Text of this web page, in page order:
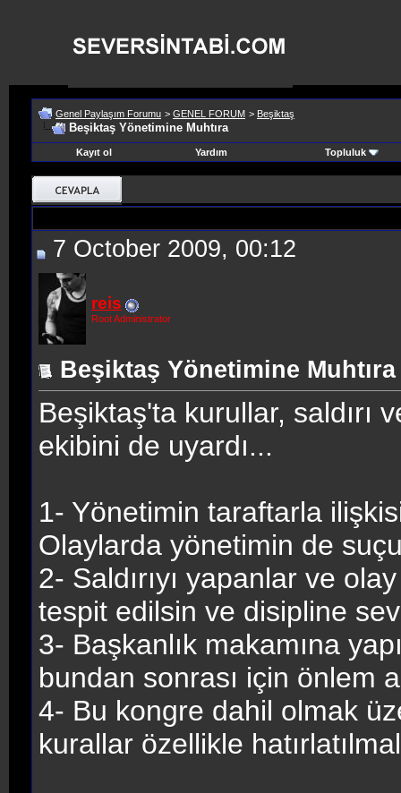
Genel Paylaşım Forumu > GENEL FORUM > Beşiktaş
Beşiktaş Yönetimine Muhtıra
Kayıt ol Yardım Topluluk
7 October 2009, 00:12
reis
Root Administrator
Beşiktaş Yönetimine Muhtıra
Beşiktaş'ta kurullar, saldırı
ekibini de uyardı...
1- Yönetimin taraftarla
Olaylarda yönetimin de
2- Saldırıyı yapanlar ve
tespit edilsin ve disipline
3- Başkanlık makamına
bundan sonrası için önlem
4- Bu kongre dahil olmak
kurallar özellikle